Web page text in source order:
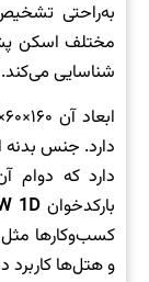
به‌راحتی
مختلف اسکن
شناسایی می‌کند.
دارد. جنس بدنه
دارد که دوام
بارکدخوان1D
کسب‌وکارها مثل
و هتل‌ها کاربرد